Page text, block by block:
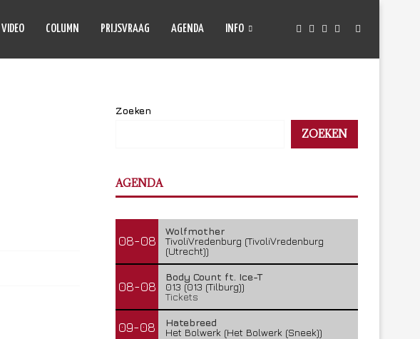
VIDEO COLUMN PRIJSVRAAG AGENDA INFO
Zoeken
ZOEKEN
AGENDA
08-08
Wolfmother
TivoliVredenburg (TivoliVredenburg
(Utrecht))
08-08
Body Count ft. Ice-T
013 (013 (Tilburg))
Tickets
09-08
Hatebreed
Het Bolwerk (Het Bolwerk (Sneek))